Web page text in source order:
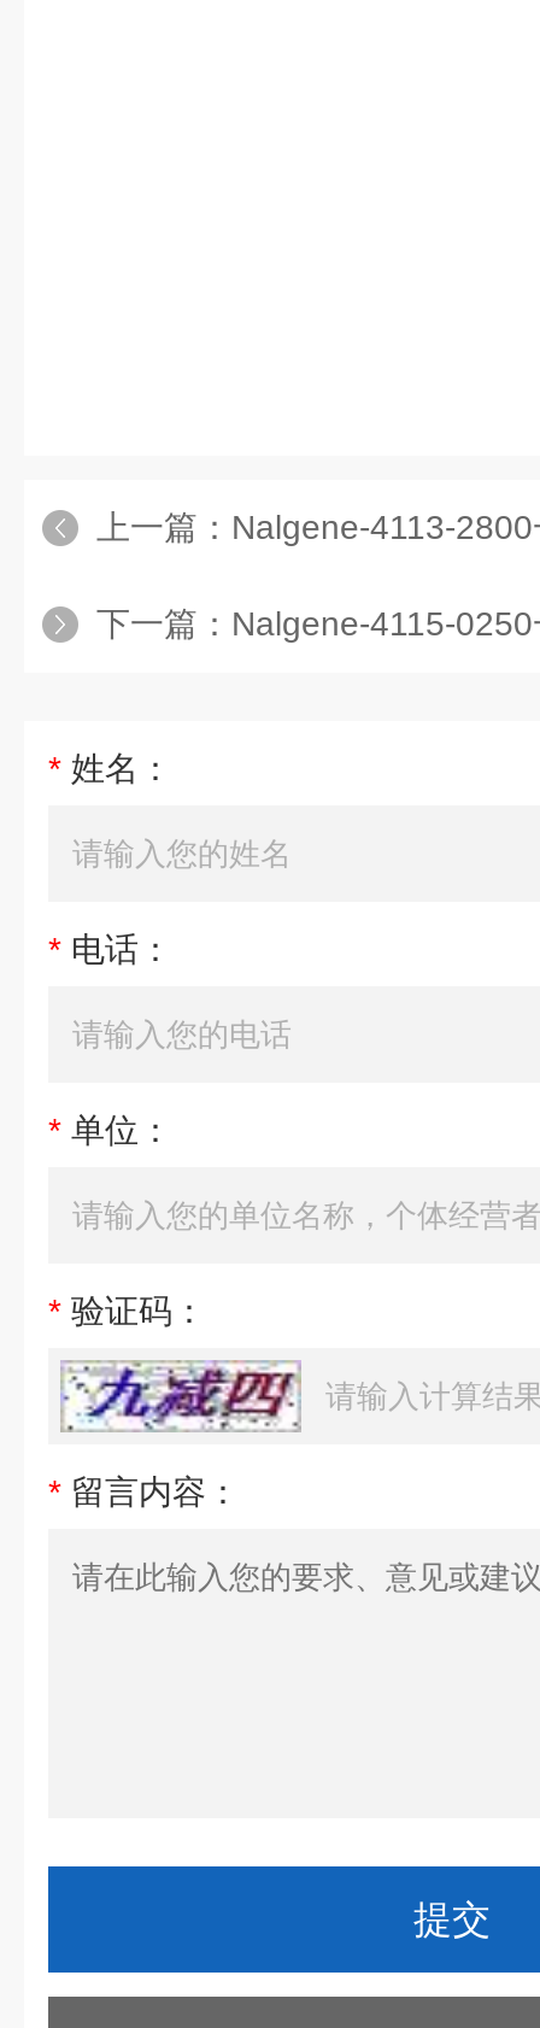
上一篇： Nalgene-4113-2800一次性无菌
下一篇： Nalgene-4115-0250一次性无
* 姓名：
* 电话：
* 单位：
* 验证码：
* 留言内容：